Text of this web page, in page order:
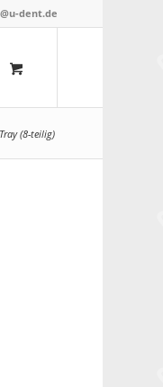
dent.de
(8-teilig)